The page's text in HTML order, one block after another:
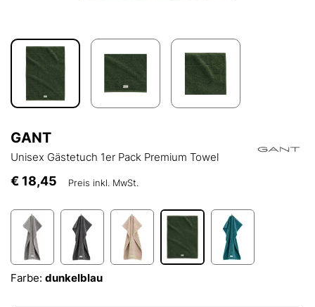
GANT
Unisex Gästetuch 1er Pack Premium Towel
€ 18,45 Preis inkl. MwSt.
Farbe: dunkelblau